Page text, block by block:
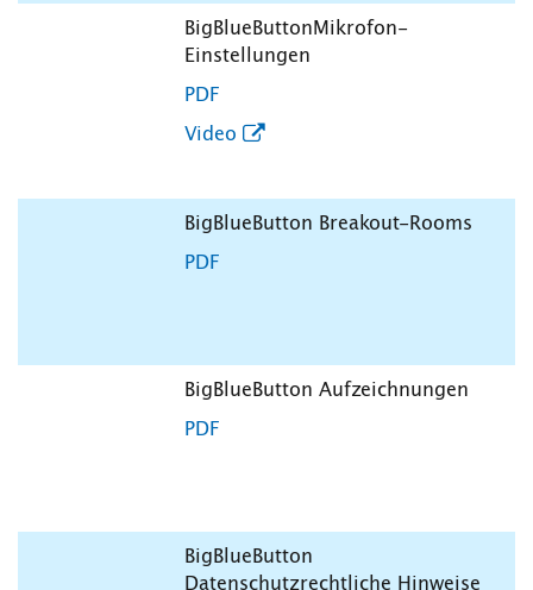
BigBlueButtonMikrofon-
Einstellungen
PDF
Video
BigBlueButton Breakout-Rooms
PDF
BigBlueButton Aufzeichnungen
PDF
BigBlueButton
Datenschutzrechtliche Hinweise